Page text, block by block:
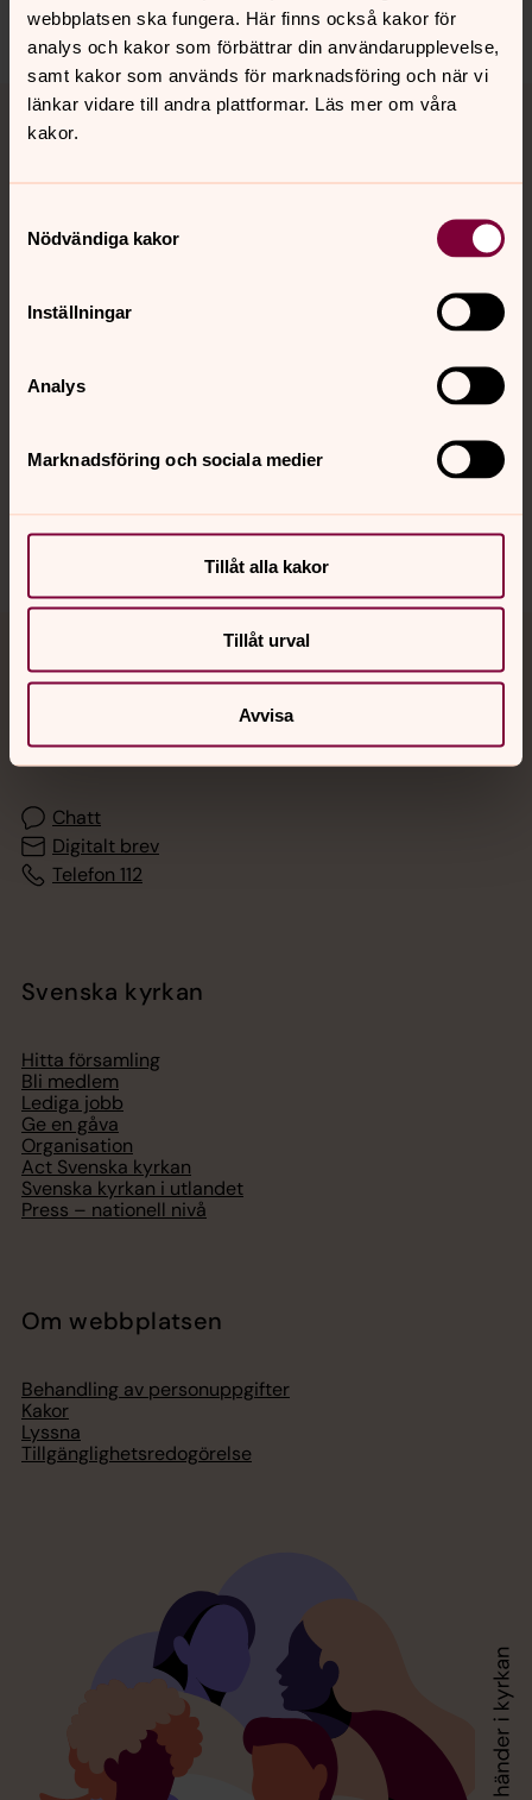
webbplatsen ska fungera. Här finns också kakor för
analys och kakor som förbättrar din användarupplevelse,
samt kakor som används för marknadsföring och när vi
länkar vidare till andra plattformar. Läs mer om våra
kakor.
Nödvändiga kakor
Inställningar
Analys
Marknadsföring och sociala medier
Tillåt alla kakor
Tillåt urval
Avvisa
Dela
Tillbaka till toppen
Tillbaka till innehållet
Kalender
Hitta snabbt
Jourhavande präst
Akut samtals- och krisstöd. Prata eller chatta anonymt
med en präst på kvällar och nätter.
Chatt
Digitalt brev
Telefon 112
Svenska kyrkan
Hitta församling
Bli medlem
Lediga jobb
Ge en gåva
Organisation
Act Svenska kyrkan
Svenska kyrkan i utlandet
Press – nationell nivå
Om webbplatsen
Behandling av personuppgifter
Kakor
Lyssna
Tillgänglighetsredogörelse